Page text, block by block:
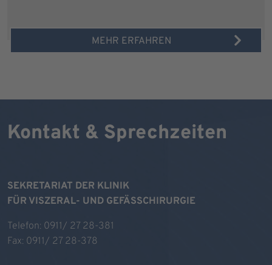
MEHR ERFAHREN
Kontakt & Sprechzeiten
SEKRETARIAT DER KLINIK
FÜR VISZERAL- UND GEFÄSSCHIRURGIE
Telefon: 0911/ 27 28-381
Fax: 0911/ 27 28-378